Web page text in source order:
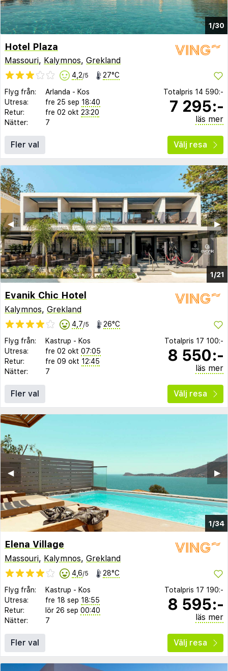
1/30
Hotel Plaza
Massouri, Kalymnos, Grekland
4,2/5 27°C
Flyg från: Arlanda - Kos
Utresa:
fre 25 sep 18:40
Retur:
fre 02 okt 23:20
Nätter:
7
Totalpris 14 590:-
7 295:-
läs mer
Fler val Välj resa
1/21
▶︎
◀︎
Evanik Chic Hotel
Kalymnos, Grekland
4,7/5 26°C
Flyg från: Kastrup - Kos
Utresa:
fre 02 okt 07:05
Retur:
fre 09 okt 12:45
Nätter:
7
Totalpris 17 100:-
8 550:-
läs mer
Fler val Välj resa
1/34
▶︎
◀︎
Elena Village
Massouri, Kalymnos, Grekland
4,6/5 28°C
Flyg från: Kastrup - Kos
Utresa:
fre 18 sep 18:55
Retur:
lör 26 sep 00:40
Nätter:
7
Totalpris 17 190:-
8 595:-
läs mer
Fler val Välj resa